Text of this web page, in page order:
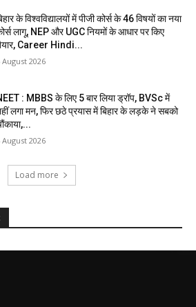
के विश्वविद्यालयों में पीजी कोर्स के 46 विषयों का नया
लागू, NEP और UGC नियमों के आधार पर किए
Career Hindi...
August 2026
: MBBS के लिए 5 बार लिया ड्रॉप, BVSc में
लगा मन, फिर छठे प्रयास में बिहार के लड़के ने सबको
August 2026
Load more